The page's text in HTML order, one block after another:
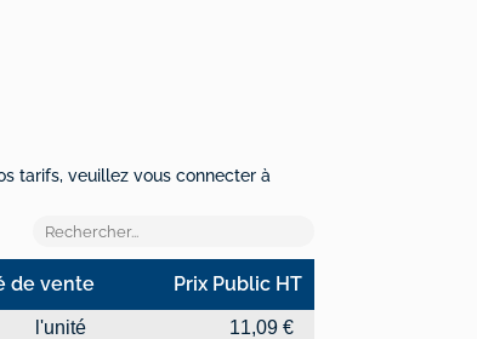
tarifs, veuillez vous connecter à
de vente Prix Public HT
de vente Prix Public HT
l'unité
11,09 €